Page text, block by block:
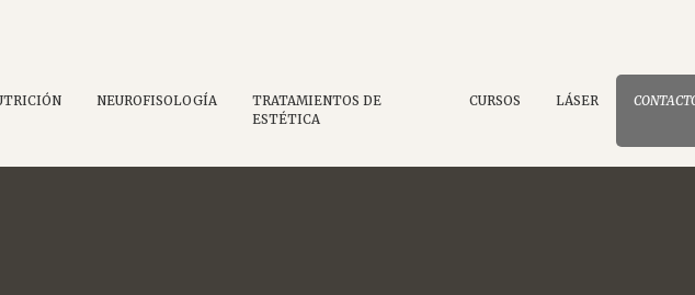
NEUROFISOLOGÍA
TRATAMIENTOS DE
ESTÉTICA
CURSOS LÁSER
ATM